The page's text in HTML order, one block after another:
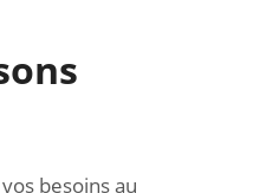
besoins au